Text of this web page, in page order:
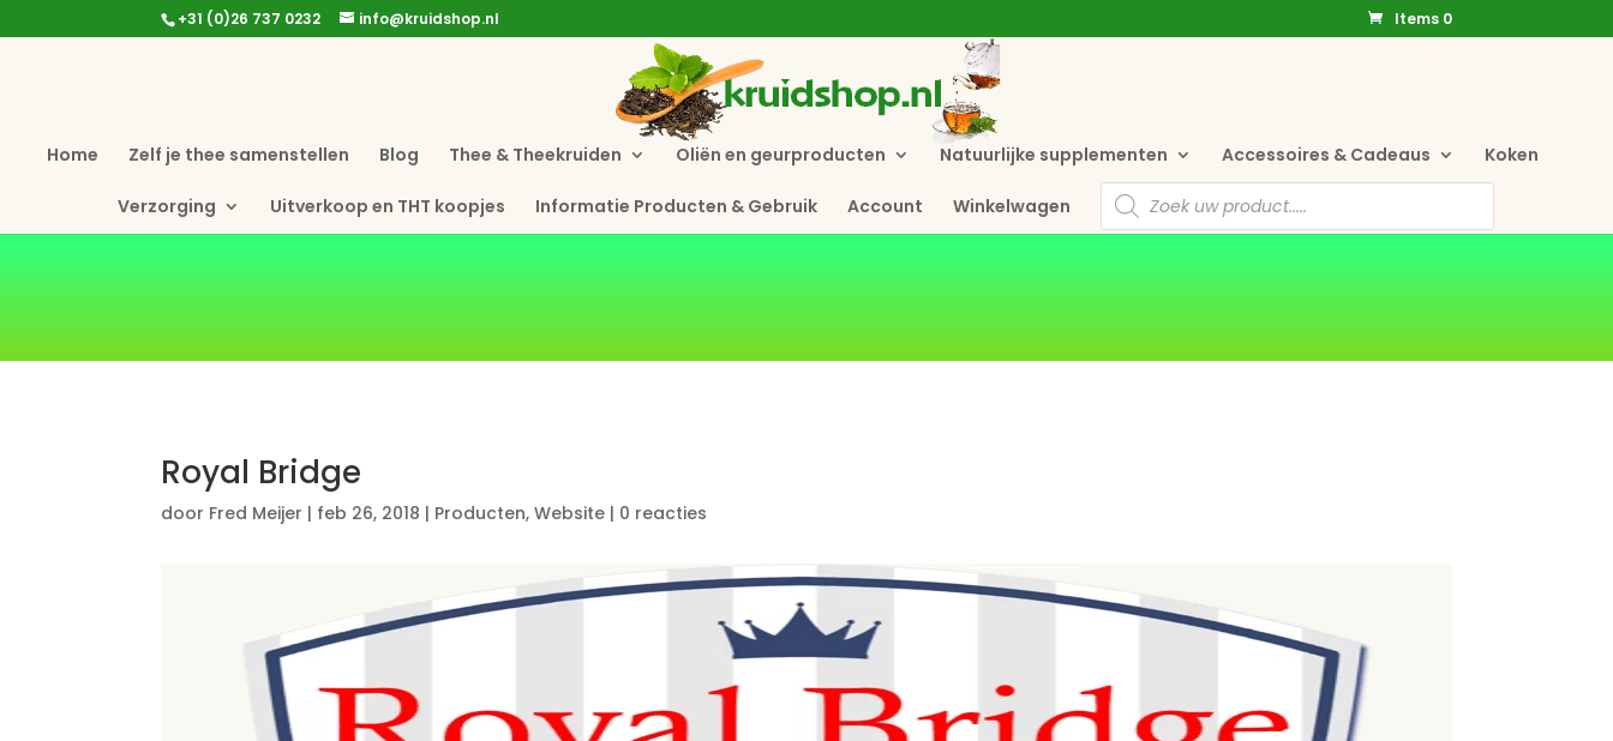
+31 (0)26 737 0232 info@kruidshop.nl Items 0
Home Zelf je thee samenstellen Blog Thee & Theekruiden Oliën en geurproducten Natuurlijke supplementen Accessoires & Cadeaus Koken
Verzorging Uitverkoop en THT koopjes Informatie Producten & Gebruik Account Winkelwagen
Producten
zoeken
Royal Bridge
door Fred Meijer | feb 26, 2018 | Producten,Website | 0 reacties